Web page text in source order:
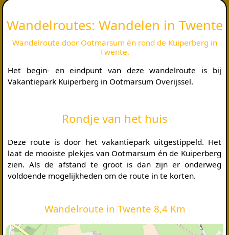
Wandelroutes: Wandelen in Twente
Wandelroute door Ootmarsum én rond de Kuiperberg in
Twente.
Het begin- en eindpunt van deze wandelroute is bij
Vakantiepark Kuiperberg in Ootmarsum Overijssel.
Rondje van het huis
Deze route is door het vakantiepark uitgestippeld. Het
laat de mooiste plekjes van Ootmarsum én de Kuiperberg
zien. Als de afstand te groot is dan zijn er onderweg
voldoende mogelijkheden om de route in te korten.
Wandelroute in Twente 8,4 Km